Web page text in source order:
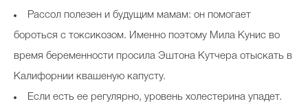
Рассол полезен и будущим мамам: он помогает
бороться с токсикозом. Именно поэтому Мила Кунис во
время беременности просила Эштона Кутчера отыскать в
Калифорнии квашеную капусту.
Если есть ее регулярно, уровень холестерина упадет.